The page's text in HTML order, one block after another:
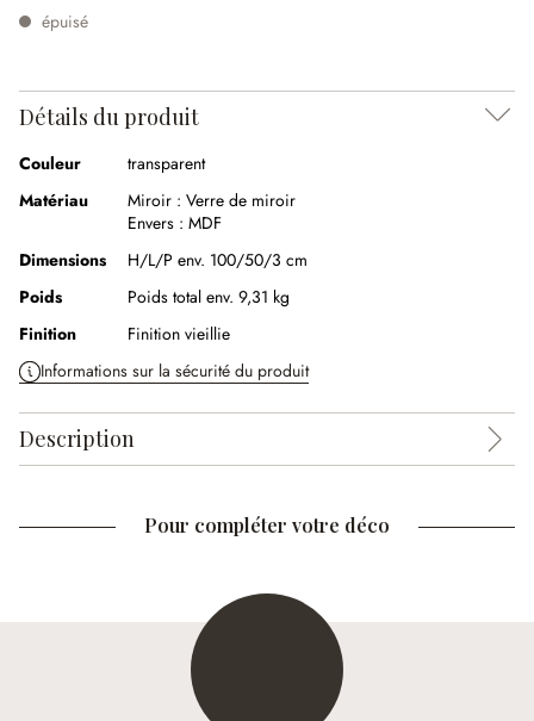
épuisé
Détails du produit
Couleur
transparent
Matériau
Miroir : Verre de miroir
Envers : MDF
Dimensions
H/L/P env. 100/50/3 cm
Poids
Poids total env. 9,31 kg
Finition
Finition vieillie
Informations sur la sécurité du produit
Description
Pour compléter votre déco